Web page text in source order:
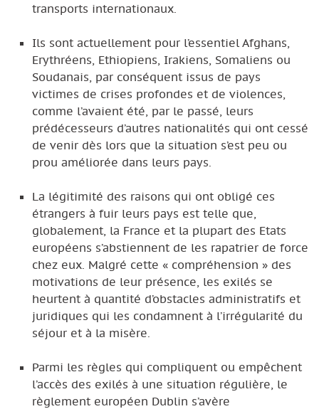
transports internationaux.
Ils sont actuellement pour l’essentiel Afghans,
Erythréens, Ethiopiens, Irakiens, Somaliens ou
Soudanais, par conséquent issus de pays
victimes de crises profondes et de violences,
comme l’avaient été, par le passé, leurs
prédécesseurs d’autres nationalités qui ont cessé
de venir dès lors que la situation s’est peu ou
prou améliorée dans leurs pays.
La légitimité des raisons qui ont obligé ces
étrangers à fuir leurs pays est telle que,
globalement, la France et la plupart des Etats
européens s’abstiennent de les rapatrier de force
chez eux. Malgré cette « compréhension » des
motivations de leur présence, les exilés se
heurtent à quantité d’obstacles administratifs et
juridiques qui les condamnent à l’irrégularité du
séjour et à la misère.
Parmi les règles qui compliquent ou empêchent
l’accès des exilés à une situation régulière, le
règlement européen Dublin s’avère